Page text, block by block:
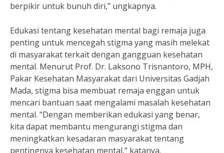
berpikir untuk bunuh diri,” ungkapnya.
Edukasi tentang kesehatan mental bagi remaja juga
penting untuk mencegah stigma yang masih melekat
di masyarakat terkait dengan gangguan kesehatan
mental. Menurut Prof. Dr. Laksono Trisnantoro, MPH,
Pakar Kesehatan Masyarakat dari Universitas Gadjah
Mada, stigma bisa membuat remaja enggan untuk
mencari bantuan saat mengalami masalah kesehatan
mental. “Dengan memberikan edukasi yang benar,
kita dapat membantu mengurangi stigma dan
meningkatkan kesadaran masyarakat tentang
pentingnya kesehatan mental,” katanya.